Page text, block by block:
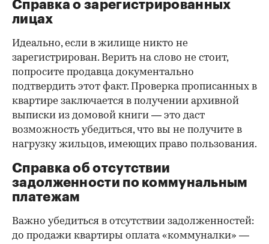
Справка о зарегистрированных
лицах
Идеально, если в жилище никто не
зарегистрирован. Верить на слово не стоит,
попросите продавца документально
подтвердить этот факт. Проверка прописанных в
квартире заключается в получении архивной
выписки из домовой книги — это даст
возможность убедиться, что вы не получите в
нагрузку жильцов, имеющих право пользования.
Справка об отсутствии
задолженности по коммунальным
платежам
Важно убедиться в отсутствии задолженностей:
до продажи квартиры оплата «коммуналки» —